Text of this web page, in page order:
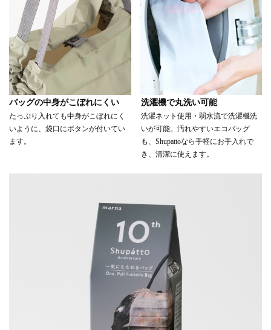
バッグの中身がこぼれにくい
たっぷり入れても中身がこぼれにく
いように、袋口にボタンが付いてい
ます。
洗濯機で丸洗い可能
洗濯ネット使用・弱水流で洗濯機洗
いが可能。汚れやすいエコバッグ
も、Shupattoなら手軽にお手入れで
き、清潔に使えます。